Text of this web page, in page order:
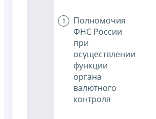
Полномочия
ФНС России
при
осуществлении
функции
органа
валютного
контроля